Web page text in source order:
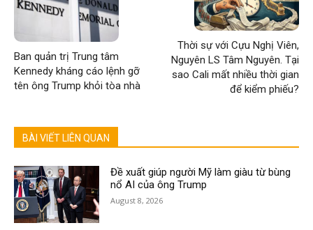
Ban quản trị Trung tâm
Kennedy kháng cáo lệnh gỡ
tên ông Trump khỏi tòa nhà
Thời sự với Cựu Nghị Viên,
Nguyên LS Tâm Nguyên. Tại
sao Cali mất nhiều thời gian
để kiểm phiếu?
BÀI VIẾT LIÊN QUAN
Đề xuất giúp người Mỹ làm giàu từ bùng
nổ AI của ông Trump
August 8, 2026